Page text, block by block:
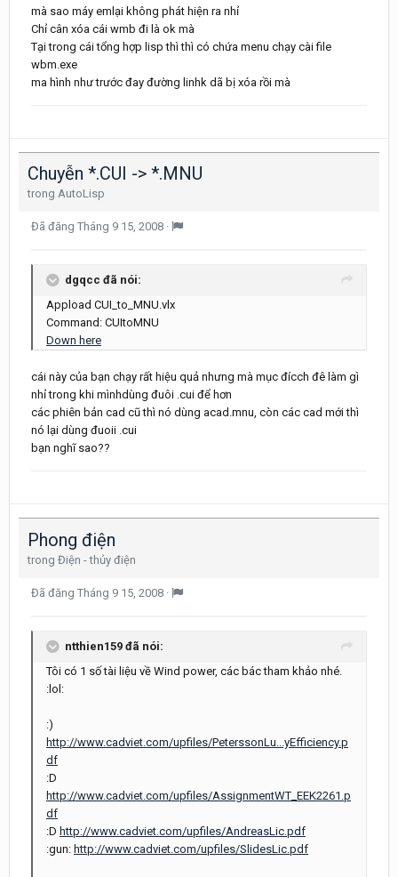
mà sao máy emlại không phát hiện ra nhỉ
Chỉ cân xóa cái wmb đi là ok mà
Tại trong cái tổng hợp lisp thì thì có chứa menu chạy cài file
wbm.exe
ma hình như trước đay đường linhk dã bị xóa rồi mà
Chuyễn *.CUI -> *.MNU
trong AutoLisp
Đã đăng Tháng 9 15, 2008 ·
dgqcc đã nói:
Appload CUI_to_MNU.vlx
Command: CUItoMNU
Down here
cái này của bạn chạy rất hiệu quả nhưng mà mục đícch đê làm gì
nhỉ trong khi mìnhdùng đuôi .cui để hơn
các phiên bản cad cũ thì nó dùng acad.mnu, còn các cad mới thì
nó lại dùng đuoii .cui
bạn nghĩ sao??
Phong điện
trong Điện - thủy điện
Đã đăng Tháng 9 15, 2008 ·
ntthien159 đã nói:
Tôi có 1 số tài liệu về Wind power, các bác tham khảo nhé.
:lol:
:)
http://www.cadviet.com/upfiles/PeterssonLu...yEfficiency.p
df
:D
http://www.cadviet.com/upfiles/AssignmentWT_EEK2261.p
df
:D http://www.cadviet.com/upfiles/AndreasLic.pdf
:gun: http://www.cadviet.com/upfiles/SlidesLic.pdf